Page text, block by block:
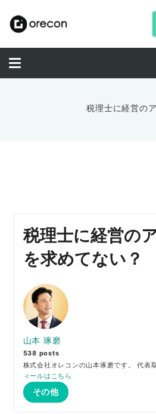
税理士に経営の
税理士に経営の
を求めてない？
山本 琢磨
538 posts
株式会社オレコンの山本琢磨です。
ィールはこちら
その他